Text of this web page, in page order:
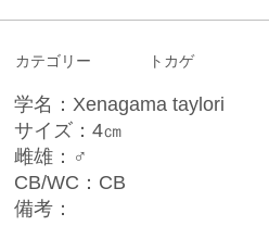
カテゴリー トカゲ
学名：Xenagama taylori
サイズ：4㎝
雌雄：♂
CB/WC：CB
備考：